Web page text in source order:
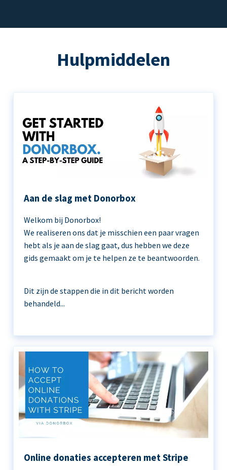
Hulpmiddelen
Aan de slag met Donorbox
Welkom bij Donorbox!
We realiseren ons dat je misschien een paar vragen
hebt als je aan de slag gaat, dus hebben we deze
gids gemaakt om je te helpen ze te beantwoorden.
Dit zijn de stappen die in dit bericht worden
behandeld...
Online donaties accepteren met Stripe